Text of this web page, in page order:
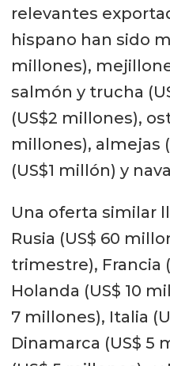
relevantes
hispano han sido
millones),
salmón y trucha
(US$2 millones),
millones), almejas
(US$1 millón) y
Una oferta similar
Rusia (US$ 60
trimestre), Francia
Holanda (US$ 10
7 millones), Italia
Dinamarca (US$ 5